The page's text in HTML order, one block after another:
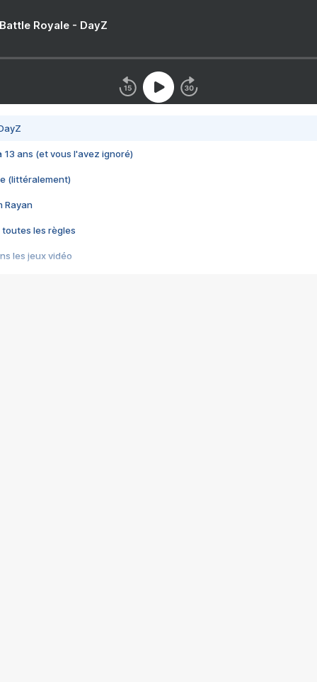
Royale - DayZ
13 ans (et vous l'avez ignoré)
(littéralement)
Rayan
toutes les règles
les jeux vidéo